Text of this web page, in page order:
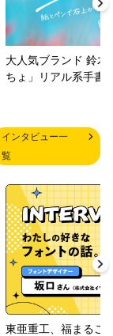
大人気ブランド 鈴木
ちょ」リアル系手書
インタビュー一
覧
東亜重工、福まるご